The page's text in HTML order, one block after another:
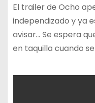
El trailer de Ocho
independizado y ya
avisar… Se espera
en taquilla cuando